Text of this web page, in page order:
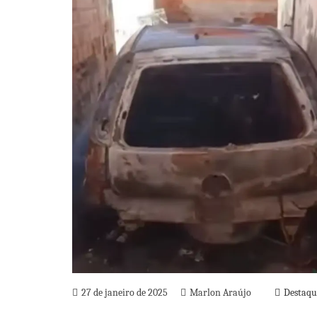
27 de janeiro de 2025 Marlon Araújo